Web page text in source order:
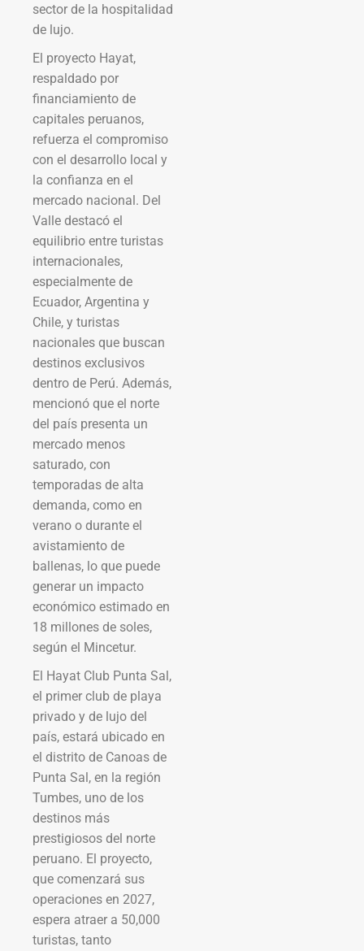
sector de la hospitalidad
de lujo.
El proyecto Hayat,
respaldado por
financiamiento de
capitales peruanos,
refuerza el compromiso
con el desarrollo local y
la confianza en el
mercado nacional. Del
Valle destacó el
equilibrio entre turistas
internacionales,
especialmente de
Ecuador, Argentina y
Chile, y turistas
nacionales que buscan
destinos exclusivos
dentro de Perú. Además,
mencionó que el norte
del país presenta un
mercado menos
saturado, con
temporadas de alta
demanda, como en
verano o durante el
avistamiento de
ballenas, lo que puede
generar un impacto
económico estimado en
18 millones de soles,
según el Mincetur.
El Hayat Club Punta Sal,
el primer club de playa
privado y de lujo del
país, estará ubicado en
el distrito de Canoas de
Punta Sal, en la región
Tumbes, uno de los
destinos más
prestigiosos del norte
peruano. El proyecto,
que comenzará sus
operaciones en 2027,
espera atraer a 50,000
turistas, tanto